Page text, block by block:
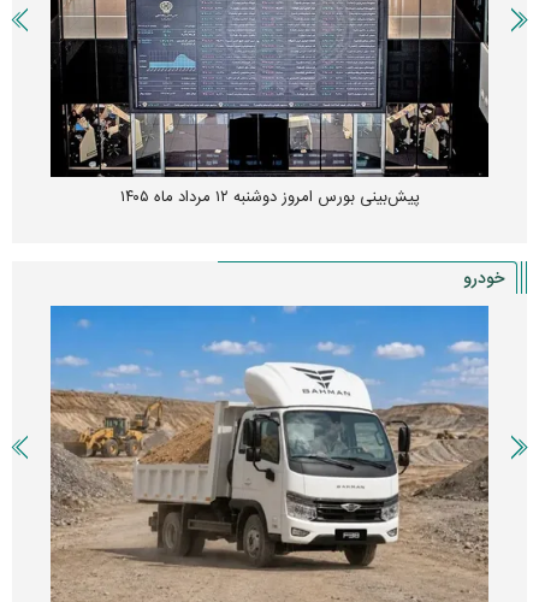
پیش‌بینی بورس امروز دوشنبه ۱۲ مرداد ماه ۱۴۰۵
خودرو